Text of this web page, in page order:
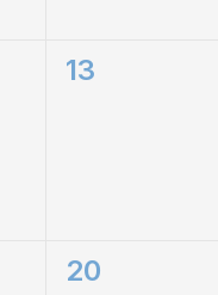
0
13
0
20